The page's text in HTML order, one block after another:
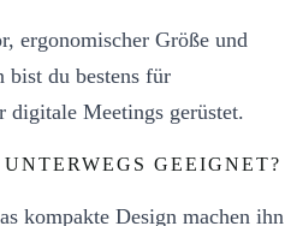
ergonomischer Größe und
bist du bestens für
digitale Meetings gerüstet.
GEEIGNET?
kompakte Design machen ihn